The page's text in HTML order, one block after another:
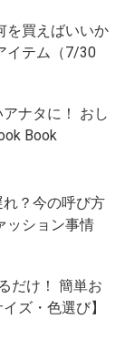
を買えばいいか
イテム（7/30
ナタに！ おし
Book
れ？今の呼び方
ッション事情
だけ！ 簡単お
ズ・色選び】